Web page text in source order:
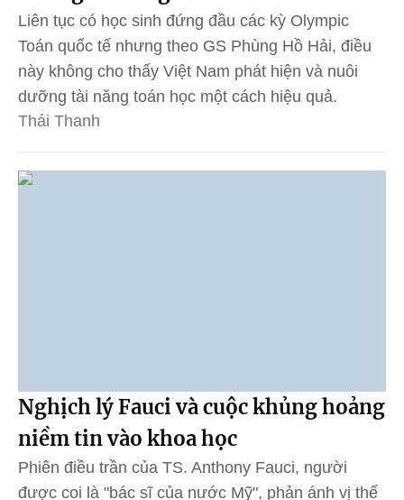
Liên tục có học sinh đứng đầu các kỳ Olympic
Toán quốc tế nhưng theo GS Phùng Hồ Hải, điều
này không cho thấy Việt Nam phát hiện và nuôi
dưỡng tài năng toán học một cách hiệu quả.
Thái Thanh
Nghịch lý Fauci và cuộc khủng hoảng
niềm tin vào khoa học
Phiên điều trần của TS. Anthony Fauci, người
được coi là "bác sĩ của nước Mỹ", phản ánh vị thế